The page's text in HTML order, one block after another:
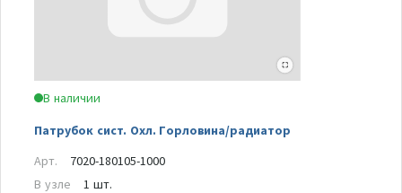
В наличии
Патрубок сист. Охл. Горловина/радиатор
Арт.
7020-180105-1000
В узле
1 шт.